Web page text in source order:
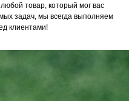
товар, который мог вас
задач, мы всегда выполняем
клиентами!